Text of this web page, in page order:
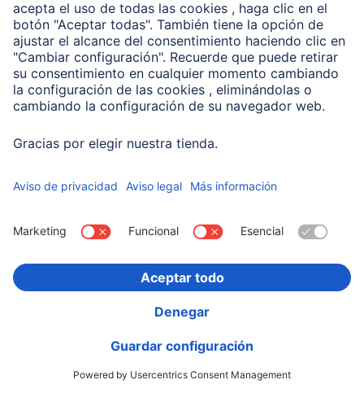
Hama Cargador rápido para coche con cable de
carga USB-C, PD, 25 W, 1 m, negro
00201614